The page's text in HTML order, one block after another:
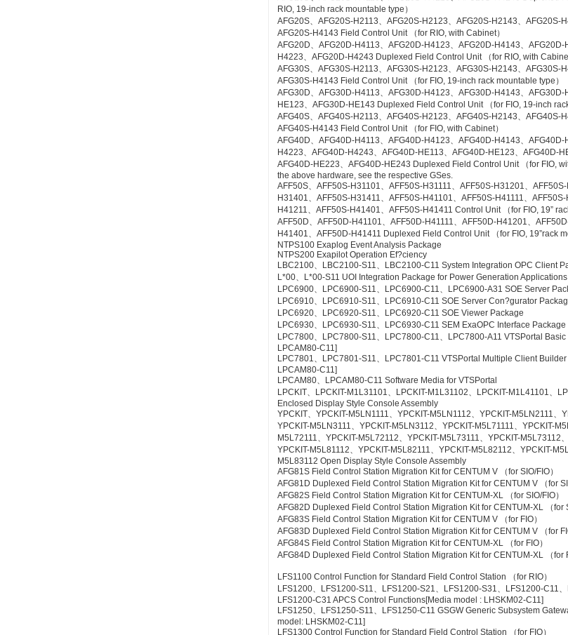
RIO, 19-inch rack mountable type）
AFG20S、AFG20S-H2113、AFG20S-H2123、AFG20S-H2143、AFG20S-
AFG20S-H4143 Field Control Unit （for RIO, with Cabinet）
AFG20D、AFG20D-H4113、AFG20D-H4123、AFG20D-H4143、AFG20D-
H4223、AFG20D-H4243 Duplexed Field Control Unit （for RIO, with Cabinet
AFG30S、AFG30S-H2113、AFG30S-H2123、AFG30S-H2143、AFG30S-
AFG30S-H4143 Field Control Unit （for FIO, 19-inch rack mountable type）
AFG30D、AFG30D-H4113、AFG30D-H4123、AFG30D-H4143、AFG30D-
HE123、AFG30D-HE143 Duplexed Field Control Unit （for FIO, 19-inch
AFG40S、AFG40S-H2113、AFG40S-H2123、AFG40S-H2143、AFG40S-
AFG40S-H4143 Field Control Unit （for FIO, with Cabinet）
AFG40D、AFG40D-H4113、AFG40D-H4123、AFG40D-H4143、AFG40D-
H4223、AFG40D-H4243、AFG40D-HE113、AFG40D-HE123、AFG40D-
AFG40D-HE223、AFG40D-HE243 Duplexed Field Control Unit （for FIO,
the above hardware, see the respective GSes.
AFF50S、AFF50S-H31101、AFF50S-H31111、AFF50S-H31201、
H31401、AFF50S-H31411、AFF50S-H41101、AFF50S-H41111、
H41211、AFF50S-H41401、AFF50S-H41411 Control Unit （for FIO, 19”
AFF50D、AFF50D-H41101、AFF50D-H41111、AFF50D-H41201、
H41401、AFF50D-H41411 Duplexed Field Control Unit （for FIO, 19”rack
NTPS100 Exaplog Event Analysis Package
NTPS200 Exapilot Operation Ef?ciency
LBC2100、LBC2100-S11、LBC2100-C11 System Integration OPC Client
L*00、L*00-S11 UOI Integration Package for Power Generation Applications
LPC6900、LPC6900-S11、LPC6900-C11、LPC6900-A31 SOE Server
LPC6910、LPC6910-S11、LPC6910-C11 SOE Server Con?gurator
LPC6920、LPC6920-S11、LPC6920-C11 SOE Viewer Package
LPC6930、LPC6930-S11、LPC6930-C11 SEM ExaOPC Interface Package
LPC7800、LPC7800-S11、LPC7800-C11、LPC7800-A11 VTSPortal Basic
LPCAM80-C11]
LPC7801、LPC7801-S11、LPC7801-C11 VTSPortal Multiple Client
LPCAM80-C11]
LPCAM80、LPCAM80-C11 Software Media for VTSPortal
LPCKIT、LPCKIT-M1L31101、LPCKIT-M1L31102、LPCKIT-M1L41101、
Enclosed Display Style Console Assembly
YPCKIT、YPCKIT-M5LN1111、YPCKIT-M5LN1112、YPCKIT-M5LN2111、
YPCKIT-M5LN3111、YPCKIT-M5LN3112、YPCKIT-M5L71111、YPCKIT-
M5L72111、YPCKIT-M5L72112、YPCKIT-M5L73111、YPCKIT-M5L73112
YPCKIT-M5L81112、YPCKIT-M5L82111、YPCKIT-M5L82112、YPCKIT-
M5L83112 Open Display Style Console Assembly
AFG81S Field Control Station Migration Kit for CENTUM V （for SIO/FIO）
AFG81D Duplexed Field Control Station Migration Kit for CENTUM V （for
AFG82S Field Control Station Migration Kit for CENTUM-XL （for SIO/FIO）
AFG82D Duplexed Field Control Station Migration Kit for CENTUM-XL （for
AFG83S Field Control Station Migration Kit for CENTUM V （for FIO）
AFG83D Duplexed Field Control Station Migration Kit for CENTUM V （for
AFG84S Field Control Station Migration Kit for CENTUM-XL （for FIO）
AFG84D Duplexed Field Control Station Migration Kit for CENTUM-XL （for
LFS1100 Control Function for Standard Field Control Station （for RIO）
LFS1200、LFS1200-S11、LFS1200-S21、LFS1200-S31、LFS1200-C11、
LFS1200-C31 APCS Control Functions[Media model : LHSKM02-C11]
LFS1250、LFS1250-S11、LFS1250-C11 GSGW Generic Subsystem
model: LHSKM02-C11]
LFS1300 Control Function for Standard Field Control Station （for FIO）